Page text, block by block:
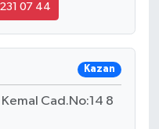
07 44
Kazan
Cad.No:14 8